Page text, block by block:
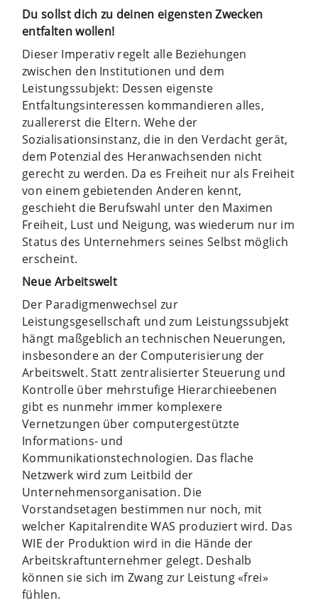
Du sollst dich zu deinen eigensten Zwecken
entfalten wollen!
Dieser Imperativ regelt alle Beziehungen
zwischen den Institutionen und dem
Leistungssubjekt: Dessen eigenste
Entfaltungsinteressen kommandieren alles,
zuallererst die Eltern. Wehe der
Sozialisationsinstanz, die in den Verdacht gerät,
dem Potenzial des Heranwachsenden nicht
gerecht zu werden. Da es Freiheit nur als Freiheit
von einem gebietenden Anderen kennt,
geschieht die Berufswahl unter den Maximen
Freiheit, Lust und Neigung, was wiederum nur im
Status des Unternehmers seines Selbst möglich
erscheint.
Neue Arbeitswelt
Der Paradigmenwechsel zur
Leistungsgesellschaft und zum Leistungssubjekt
hängt maßgeblich an technischen Neuerungen,
insbesondere an der Computerisierung der
Arbeitswelt. Statt zentralisierter Steuerung und
Kontrolle über mehrstufige Hierarchieebenen
gibt es nunmehr immer komplexere
Vernetzungen über computergestützte
Informations- und
Kommunikationstechnologien. Das flache
Netzwerk wird zum Leitbild der
Unternehmensorganisation. Die
Vorstandsetagen bestimmen nur noch, mit
welcher Kapitalrendite WAS produziert wird. Das
WIE der Produktion wird in die Hände der
Arbeitskraftunternehmer gelegt. Deshalb
können sie sich im Zwang zur Leistung «frei»
fühlen.